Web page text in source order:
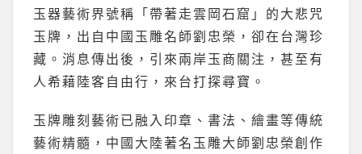
玉器藝術界號稱「帶著走雲岡石窟」的大悲咒
玉牌，出自中國玉雕名師劉忠榮，卻在台灣珍
藏。消息傳出後，引來兩岸玉商關注，甚至有
人希藉陸客自由行，來台打探尋寶。
玉牌雕刻藝術已融入印章、書法、繪畫等傳統
藝術精髓，中國大陸著名玉雕大師劉忠榮創作